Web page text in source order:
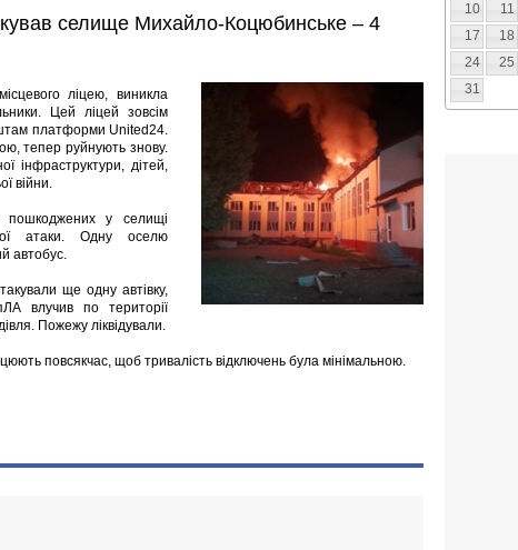
селище Михайло-Коцюбинське – 4
ліцею, виникла
Цей ліцей зовсім
платформи United24.
тепер руйнують знову.
інфраструктури, дітей,
війни.
у селищі
атаки. Одну оселю
автобус.
ще одну автівку,
влучив по території
Пожежу ліквідували.
повсякчас, щоб тривалість відключень була мінімальною.
10
11
17
18
24
25
31